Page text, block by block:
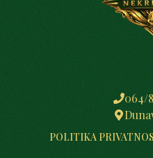
064/
POLITIKA